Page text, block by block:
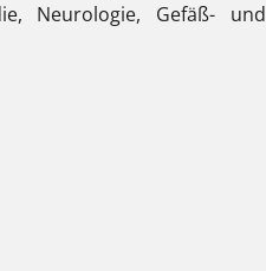
Neurologie, Gefäß- und